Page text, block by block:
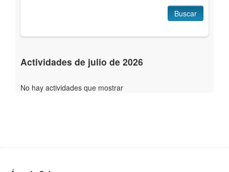
Buscar
Actividades de julio de 2026
No hay actividades que mostrar